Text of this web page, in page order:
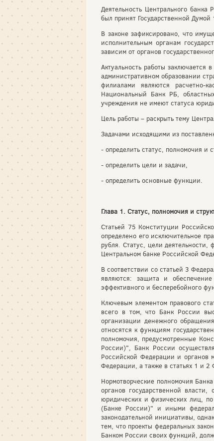
Деятельность Центрального
был принят Государственной
В законе зафиксировано, что
исполнительным органам
зависим от органов
Актуальность работы
административном образовании
филиалами являются расчетно-
Национальный Банк РБ,
учреждения не имеют статуса
Цель работы – раскрыть тему
Задачами исходящими из
- определить статус, полномочия и
- определить цели и задачи,
- определить основные функции.
Глава 1. Статус, полномочия и
Статьей 75 Конституции
определено его исключительное
рубля. Статус, цели
Центральном банке Российской
В соответствии со статьей 3
являются: защита и
эффективного и бесперебойного
Ключевым элементом правового
всего в том, что Банк России
организации денежного
относятся к функциям
полномочия, предусмотренные
России)", Банк России
Российской Федерации и органов
Федерации, а также в статьях 1 и
Нормотворческие полномочия
органов государственной
юридических и физических лиц,
(Банке России)" и иными
законодательной инициативы,
тем, что проекты федеральных
Банком России своих функций,